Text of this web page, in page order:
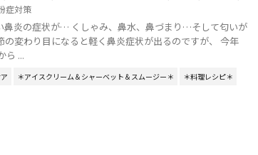
症対策
鼻炎の症状が… くしゃみ、鼻水、鼻づまり…そして匂いが
変わり目になると軽く鼻炎症状が出るのですが、 今年
ら ...
＊アイスクリーム＆シャーベット＆スムージー＊ ＊料理レシピ＊